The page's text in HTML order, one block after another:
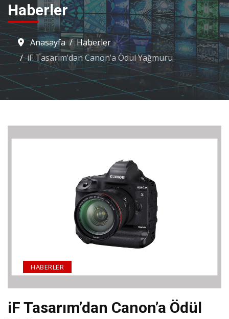
Haberler
Anasayfa
Haberler
iF Tasarım’dan Canon’a Ödül Yağmuru
iF Tasarım’dan Canon’a Ödül
HABERLER